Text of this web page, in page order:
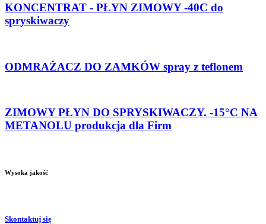
KONCENTRAT - PŁYN ZIMOWY -40C do
spryskiwaczy
ODMRAŻACZ DO ZAMKÓW spray z teflonem
ZIMOWY PŁYN DO SPRYSKIWACZY. -15°C NA
METANOLU produkcja dla Firm
Wysoka jakość
Skontaktuj się